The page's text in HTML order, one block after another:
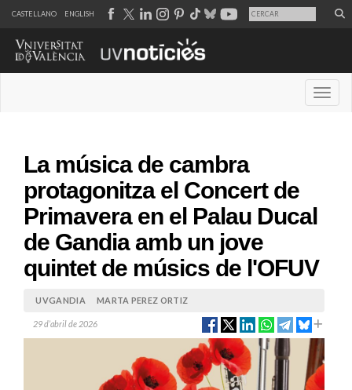
CASTELLANO ENGLISH
La música de cambra
protagonitza el Concert de
Primavera en el Palau Ducal
de Gandia amb un jove
quintet de músics de l'OFUV
UVGANDIA MARTA PEREZ ORTIZ
29 d’abril de 2026